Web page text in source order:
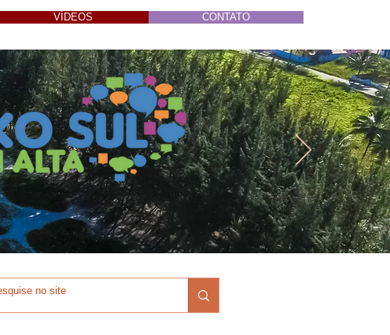
VÍDEOS CONTATO